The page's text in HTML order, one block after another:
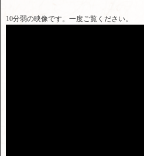
10分弱の映像です。一度ご覧ください。